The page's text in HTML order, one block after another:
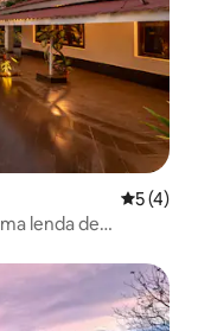
5 de
5 (4)
lenda de